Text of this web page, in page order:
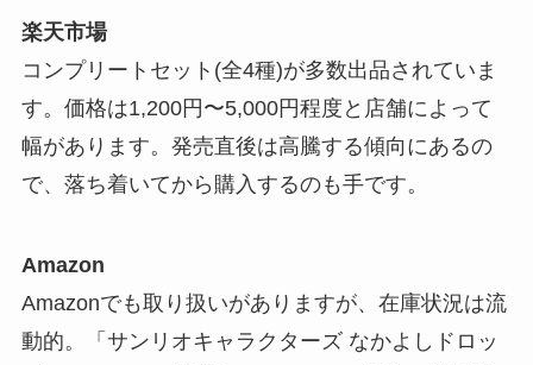
楽天市場
コンプリートセット(全4種)が多数出品されていま
す。価格は1,200円〜5,000円程度と店舗によって
幅があります。発売直後は高騰する傾向にあるの
で、落ち着いてから購入するのも手です。
Amazon
Amazonでも取り扱いがありますが、在庫状況は流
動的。「サンリオキャラクターズ なかよしドロッ